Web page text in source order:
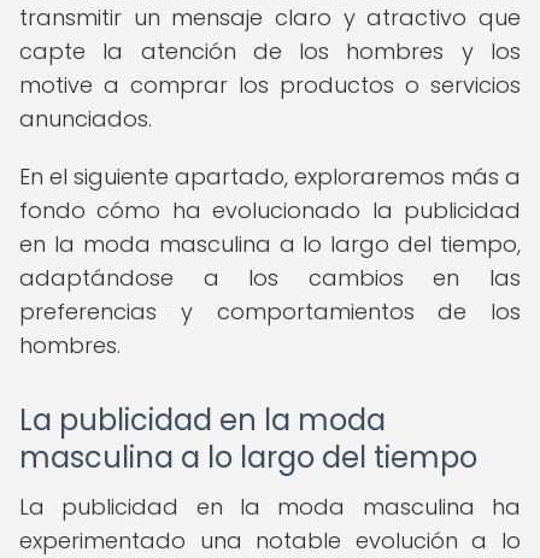
transmitir un mensaje claro y atractivo que
capte la atención de los hombres y los
motive a comprar los productos o servicios
anunciados.
En el siguiente apartado, exploraremos más a
fondo cómo ha evolucionado la publicidad
en la moda masculina a lo largo del tiempo,
adaptándose a los cambios en las
preferencias y comportamientos de los
hombres.
La publicidad en la moda
masculina a lo largo del tiempo
La publicidad en la moda masculina ha
experimentado una notable evolución a lo